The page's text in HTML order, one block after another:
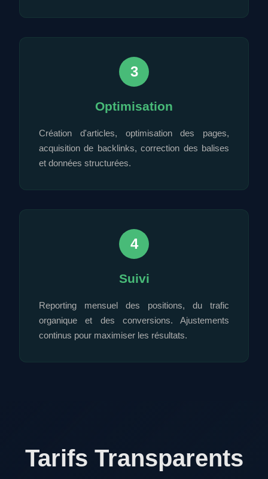
3
Optimisation
Création d'articles, optimisation des pages,
acquisition de backlinks, correction des balises
et données structurées.
4
Suivi
Reporting mensuel des positions, du trafic
organique et des conversions. Ajustements
continus pour maximiser les résultats.
Tarifs Transparents